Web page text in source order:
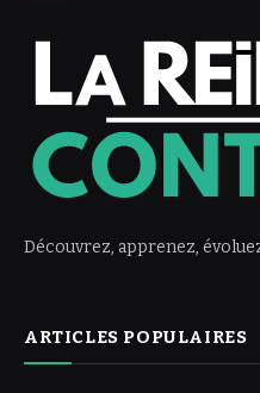
Découvrez, apprenez,
ARTICLES POPULAIRES